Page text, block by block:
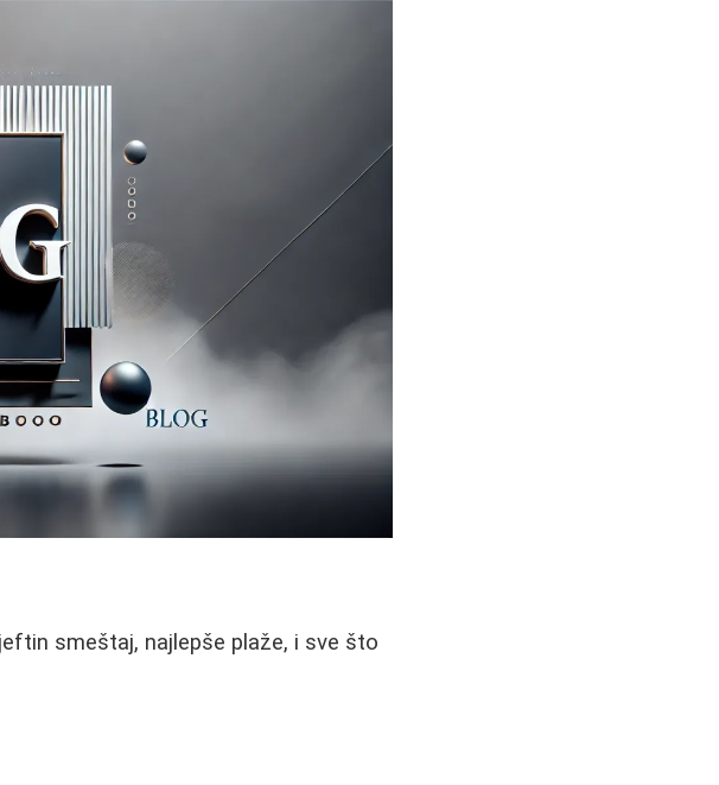
smeštaj, najlepše plaže, i sve što